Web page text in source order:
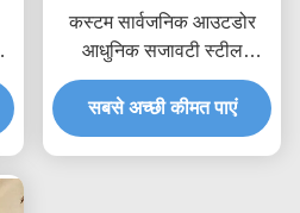
कस्टम सार्वजनिक आउटडोर
आधुनिक सजावटी स्टील
मूर्तिकला धातु मूर्ति निर्माता/
कारखाना
सबसे अच्छी कीमत पाएं